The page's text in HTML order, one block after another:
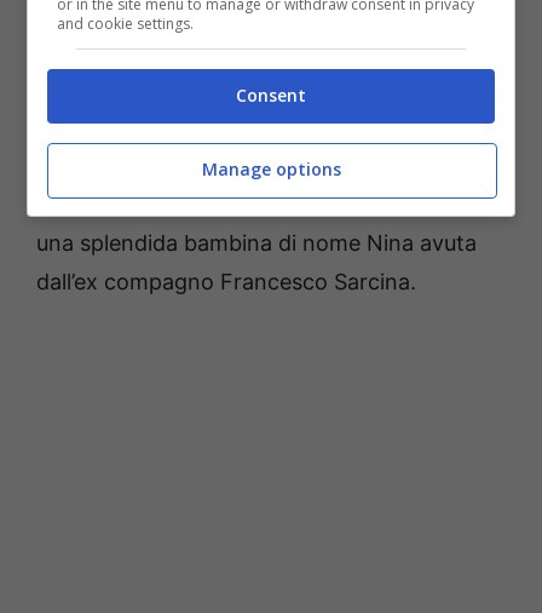
Ciavarro finalmente la felicità
La modella e influencer Clizia Incorvaia sono
assieme più felici che mai. Dalla loro unione è
nato un figlio lo scorso 19 febbraio che hanno
chiamato Gabriele. La modella è già madre di
una splendida bambina di nome Nina avuta
dall’ex compagno Francesco Sarcina.
or in the site menu to manage or withdraw consent in privacy
and cookie settings.
Consent
Manage options